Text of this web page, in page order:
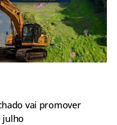
vai promover
julho